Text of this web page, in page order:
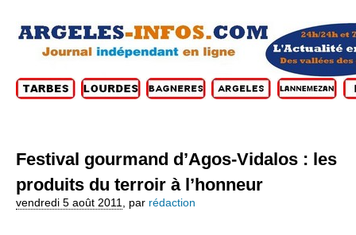
Festival gourmand d’Agos-Vidalos : les
produits du terroir à l’honneur
vendredi 5 août 2011 par rédaction